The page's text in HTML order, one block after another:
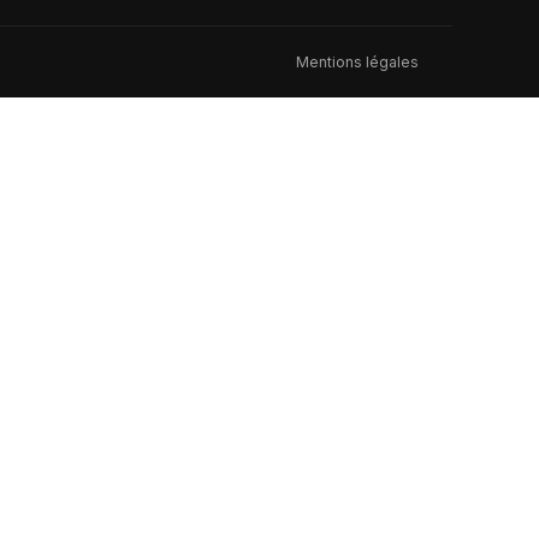
Mentions légales